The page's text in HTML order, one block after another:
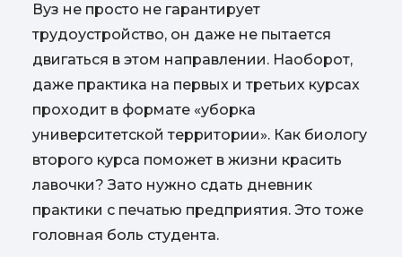
Вуз не просто не гарантирует
трудоустройство, он даже не пытается
двигаться в этом направлении. Наоборот,
даже практика на первых и третьих курсах
проходит в формате «уборка
университетской территории». Как биологу
второго курса поможет в жизни красить
лавочки? Зато нужно сдать дневник
практики с печатью предприятия. Это тоже
головная боль студента.